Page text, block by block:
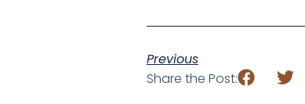
Previous
Share the Post: